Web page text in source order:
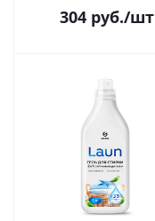
304 руб./шт